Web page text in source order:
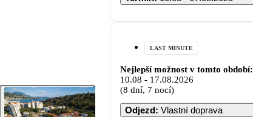
LAST MINUTE
Nejlepší možnost v tomto období:
10.08 - 17.08.2026
(8 dní, 7 nocí)
Odjezd: Vlastní doprava